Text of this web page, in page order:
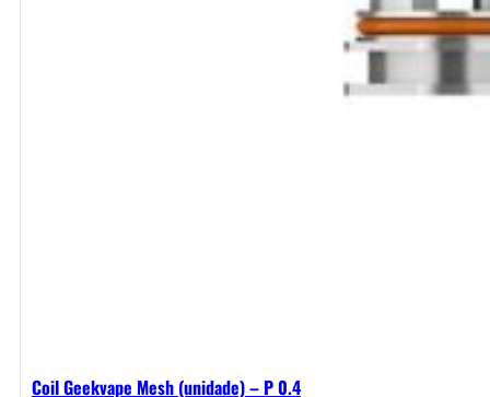
Coil Geekvape Mesh (unidade) – P 0.4